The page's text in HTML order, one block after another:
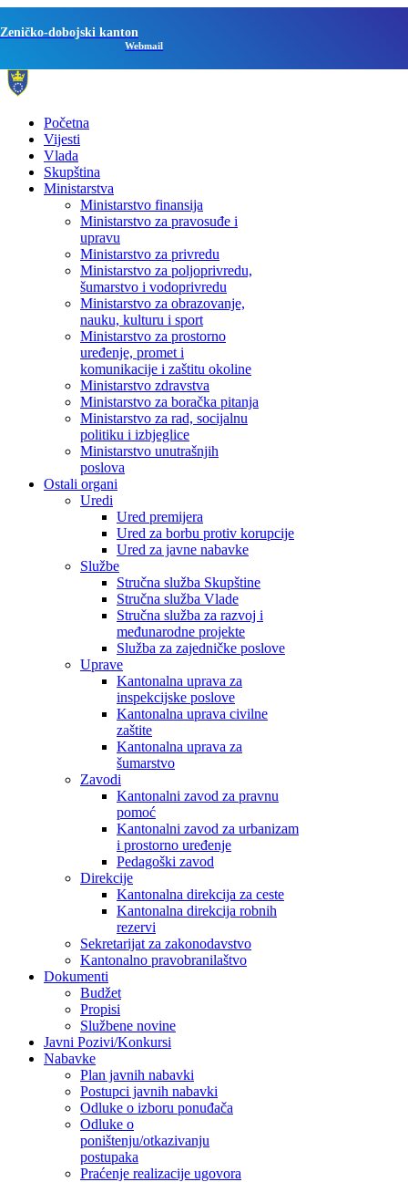
Zeničko-dobojski kanton
Webmail
Početna
Vijesti
Vlada
Skupština
Ministarstva
Ministarstvo finansija
Ministarstvo za pravosuđe i
upravu
Ministarstvo za privredu
Ministarstvo za poljoprivredu,
šumarstvo i vodoprivredu
Ministarstvo za obrazovanje,
nauku, kulturu i sport
Ministarstvo za prostorno
uređenje, promet i
komunikacije i zaštitu okoline
Ministarstvo zdravstva
Ministarstvo za boračka pitanja
Ministarstvo za rad, socijalnu
politiku i izbjeglice
Ministarstvo unutrašnjih
poslova
Ostali organi
Uredi
Ured premijera
Ured za borbu protiv korupcije
Ured za javne nabavke
Službe
Stručna služba Skupštine
Stručna služba Vlade
Stručna služba za razvoj i
međunarodne projekte
Služba za zajedničke poslove
Uprave
Kantonalna uprava za
inspekcijske poslove
Kantonalna uprava civilne
zaštite
Kantonalna uprava za
šumarstvo
Zavodi
Kantonalni zavod za pravnu
pomoć
Kantonalni zavod za urbanizam
i prostorno uređenje
Pedagoški zavod
Direkcije
Kantonalna direkcija za ceste
Kantonalna direkcija robnih
rezervi
Sekretarijat za zakonodavstvo
Kantonalno pravobranilaštvo
Dokumenti
Budžet
Propisi
Službene novine
Javni Pozivi/Konkursi
Nabavke
Plan javnih nabavki
Postupci javnih nabavki
Odluke o izboru ponuđača
Odluke o
poništenju/otkazivanju
postupaka
Praćenje realizacije ugovora